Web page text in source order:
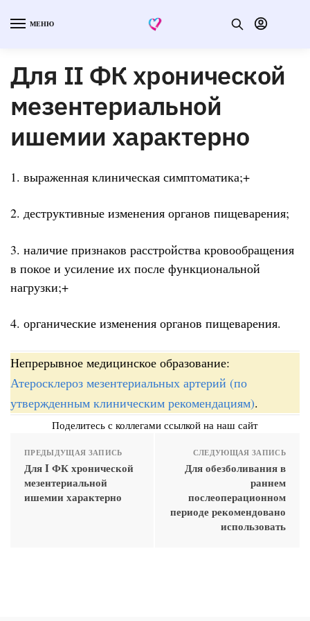
МЕНЮ
Для II ФК хронической
мезентериальной
ишемии характерно
1. выраженная клиническая симптоматика;+
2. деструктивные изменения органов пищеварения;
3. наличие признаков расстройства кровообращения
в покое и усиление их после функциональной
нагрузки;+
4. органические изменения органов пищеварения.
Непрерывное медицинское образование:
Атеросклероз мезентериальных артерий (по
утвержденным клиническим рекомендациям).
Поделитесь с коллегами ссылкой на наш сайт
ПРЕДЫДУЩАЯ ЗАПИСЬ
Для I ФК хронической
мезентериальной
ишемии характерно
СЛЕДУЮЩАЯ ЗАПИСЬ
Для обезболивания в
раннем
послеоперационном
периоде рекомендовано
использовать